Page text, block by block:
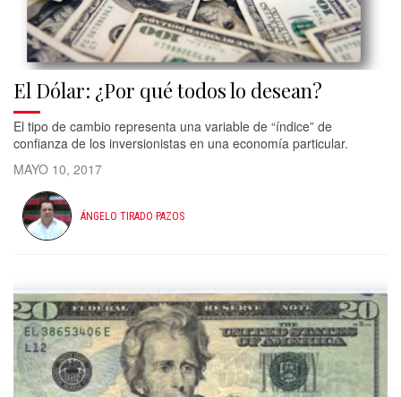
El Dólar: ¿Por qué todos lo desean?
El tipo de cambio representa una variable de “índice” de
confianza de los inversionistas en una economía particular.
MAYO 10, 2017
ÁNGELO TIRADO PAZOS